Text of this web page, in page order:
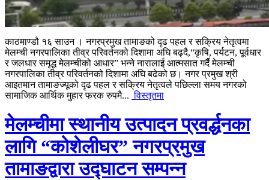
काठमाण्डौ १६ साउन । नगरप्रमुख तामाङको दृढ पहल र सक्रिय नेतृत्वमा
मेलम्ची नगरपालिका तीव्र परिवर्तनको दिशामा अघि बढ्दै,“कृषि, पर्यटन, पूर्वधार
र जलधार समृद्ध मेलम्चीको आधार” भन्ने नारालाई आत्मसात गर्दै मेलम्ची
नगरपालिका तीव्र परिवर्तनको दिशामा अघि बढेको छ। नगर प्रमुख श्री
आइतमान तामाङज्यूको दृढ पहल र सक्रिय नेतृत्वले पछिल्ला समय नगरको
सामाजिक आर्थिक मुहार फरक रुपमै... विस्तृतमा
मेलम्चीमा स्थानीय उत्पादन प्रवर्द्धनका
लागि “कोशेलीघर” नगरप्रमुख
तामाङद्वारा उद्घाटन सम्पन्न